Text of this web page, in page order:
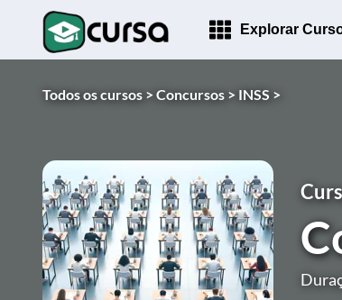
Explorar
Todos os cursos > Concursos > INSS >